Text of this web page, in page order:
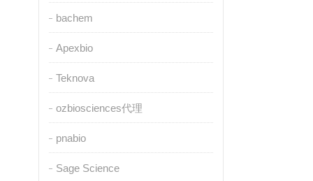
bachem
Apexbio
Teknova
ozbiosciences代理
pnabio
Sage Science